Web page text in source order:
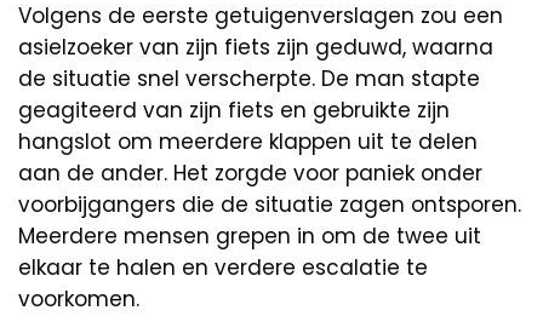
Volgens de eerste getuigenverslagen zou een
asielzoeker van zijn fiets zijn geduwd, waarna
de situatie snel verscherpte. De man stapte
geagiteerd van zijn fiets en gebruikte zijn
hangslot om meerdere klappen uit te delen
aan de ander. Het zorgde voor paniek onder
voorbijgangers die de situatie zagen ontsporen.
Meerdere mensen grepen in om de twee uit
elkaar te halen en verdere escalatie te
voorkomen.